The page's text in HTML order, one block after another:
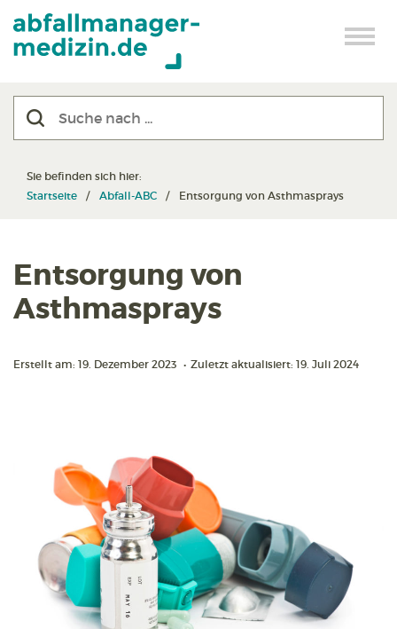
Sie befinden sich hier:
Startseite
Abfall-ABC Entsorgung von Asthmasprays
Entsorgung von
Asthmasprays
Erstellt am: 19. Dezember 2023 • Zuletzt aktualisiert: 19. Juli 2024